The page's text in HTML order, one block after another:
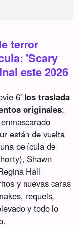
terror
'Scary
este 2026
6' los traslada
originales:
están de vuelta
película de
Shawn
Hall
y nuevas caras
requels,
y todo lo